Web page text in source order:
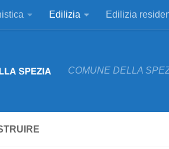
Edilizia Edilizia
COMUNE DELLA